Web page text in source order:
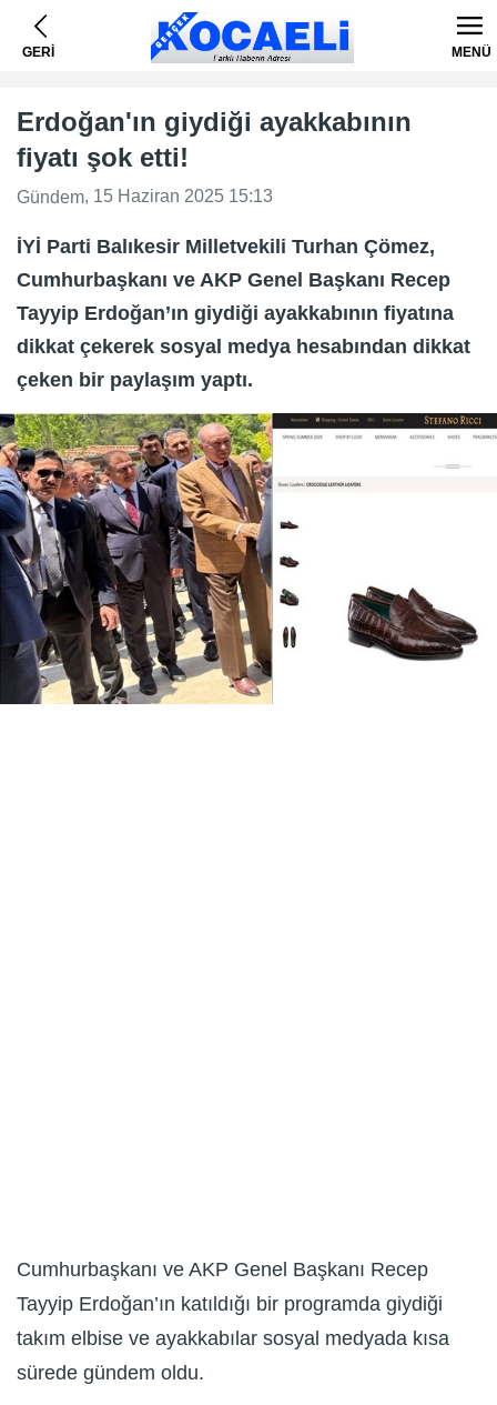
GERİ MENÜ
Erdoğan'ın giydiği ayakkabının
fiyatı şok etti!
Gündem, 15 Haziran 2025 15:13
İYİ Parti Balıkesir Milletvekili Turhan Çömez,
Cumhurbaşkanı ve AKP Genel Başkanı Recep
Tayyip Erdoğan’ın giydiği ayakkabının fiyatına
dikkat çekerek sosyal medya hesabından dikkat
çeken bir paylaşım yaptı.
Cumhurbaşkanı ve AKP Genel Başkanı Recep
Tayyip Erdoğan’ın katıldığı bir programda giydiği
takım elbise ve ayakkabılar sosyal medyada kısa
sürede gündem oldu.